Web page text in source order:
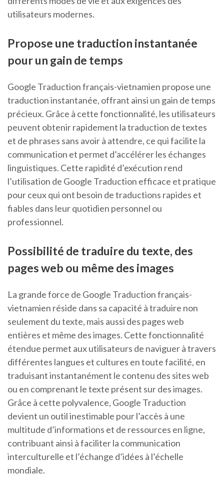
utilisateurs modernes.
Propose une traduction instantanée
pour un gain de temps
Google Traduction français-vietnamien propose une
traduction instantanée, offrant ainsi un gain de temps
précieux. Grâce à cette fonctionnalité, les utilisateurs
peuvent obtenir rapidement la traduction de textes
et de phrases sans avoir à attendre, ce qui facilite la
communication et permet d’accélérer les échanges
linguistiques. Cette rapidité d’exécution rend
l’utilisation de Google Traduction efficace et pratique
pour ceux qui ont besoin de traductions rapides et
fiables dans leur quotidien personnel ou
professionnel.
Possibilité de traduire du texte, des
pages web ou même des images
La grande force de Google Traduction français-
vietnamien réside dans sa capacité à traduire non
seulement du texte, mais aussi des pages web
entières et même des images. Cette fonctionnalité
étendue permet aux utilisateurs de naviguer à travers
différentes langues et cultures en toute facilité, en
traduisant instantanément le contenu des sites web
ou en comprenant le texte présent sur des images.
Grâce à cette polyvalence, Google Traduction
devient un outil inestimable pour l’accès à une
multitude d’informations et de ressources en ligne,
contribuant ainsi à faciliter la communication
interculturelle et l’échange d’idées à l’échelle
mondiale.